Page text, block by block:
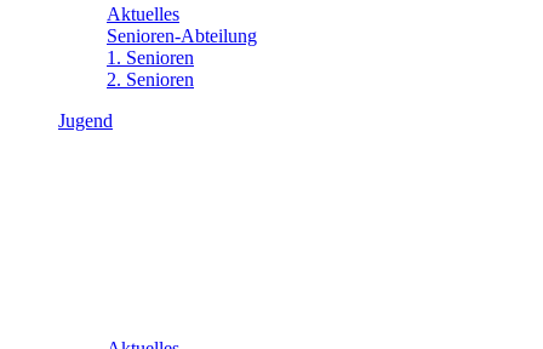
Aktuelles
Senioren-Abteilung
1. Senioren
2. Senioren
Jugend